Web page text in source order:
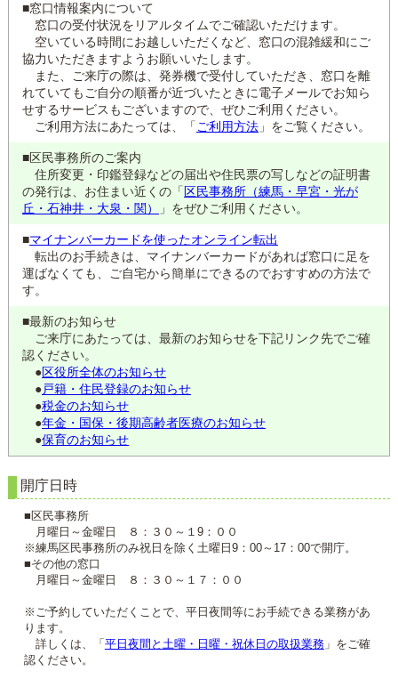
■窓口情報案内について
窓口の受付状況をリアルタイムでご確認いただけます。
空いている時間にお越しいただくなど、窓口の混雑緩和にご
協力いただきますようお願いいたします。
また、ご来庁の際は、発券機で受付していただき、窓口を離
れていてもご自分の順番が近づいたときに電子メールでお知ら
せするサービスもございますので、ぜひご利用ください。
ご利用方法にあたっては、「 ご利用方法 」をご覧ください。
■区民事務所のご案内
住所変更・印鑑登録などの届出や住民票の写しなどの証明書
の発行は、お住まい近くの「 区民事務所（練馬・早宮・光が
丘・石神井・大泉・関）
」をぜひご利用ください。
■マイナンバーカードを使ったオンライン転出
転出のお手続きは、マイナンバーカードがあれば窓口に足を
運ばなくても、ご自宅から簡単にできるのでおすすめの方法で
す。
■最新のお知らせ
ご来庁にあたっては、最新のお知らせを下記リンク先でご確
認ください。
●区役所全体のお知らせ
●戸籍・住民登録のお知らせ
●税金のお知らせ
●年金・国保・後期高齢者医療のお知らせ
●保育のお知らせ
開庁日時
■区民事務所
月曜日～金曜日 ８：３０～１9：００
※練馬区民事務所のみ祝日を除く土曜日9：00～17：00で開庁。
■その他の窓口
月曜日～金曜日 ８：３０～１７：００
※ご予約していただくことで、平日夜間等にお手続できる業務があ
ります。
詳しくは、「 平日夜間と土曜・日曜・祝休日の取扱業務」をご確
認ください。